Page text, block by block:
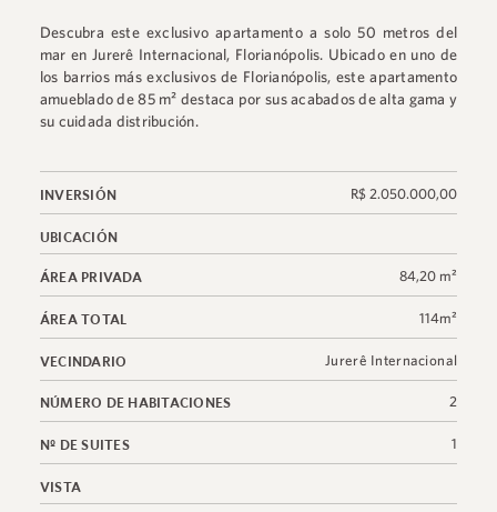
Descubra este exclusivo apartamento a solo 50 metros del
mar en Jurerê Internacional, Florianópolis. Ubicado en uno de
los barrios más exclusivos de Florianópolis, este apartamento
amueblado de 85 m² destaca por sus acabados de alta gama y
su cuidada distribución.
INVERSIÓN R$ 2.050.000,00
UBICACIÓN
ÁREA PRIVADA 84,20 m²
ÁREA TOTAL 114m²
VECINDARIO Jurerê Internacional
NÚMERO DE HABITACIONES 2
Nº DE SUITES 1
VISTA